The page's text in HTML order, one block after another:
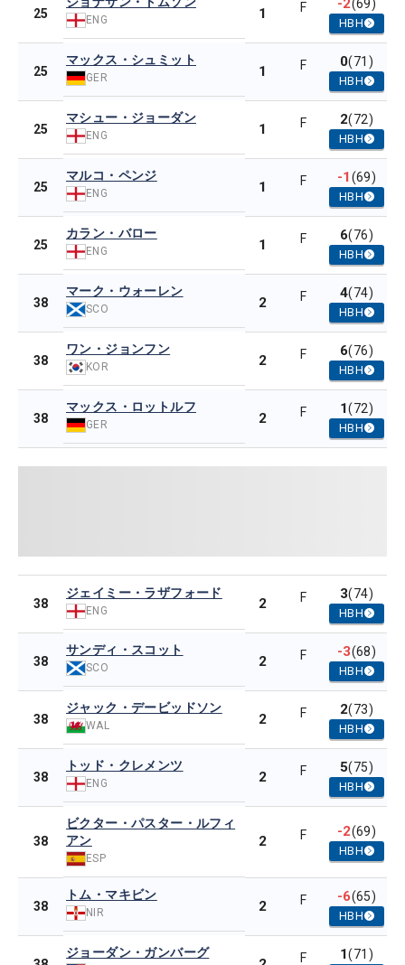
25 ENG 1 F -2(69)
HBH
25
マックス・シュミット
GER 1 F 0(71)
HBH
25
マシュー・ジョーダン
ENG 1 F 2(72)
HBH
25
マルコ・ペンジ
ENG 1 F -1(69)
HBH
25
カラン・バロー
ENG 1 F 6(76)
HBH
38
マーク・ウォーレン
SCO 2 F 4(74)
HBH
38
ワン・ジョンフン
KOR 2 F 6(76)
HBH
38
マックス・ロットルフ
GER 2 F 1(72)
HBH
38
ジェイミー・ラザフォード
ENG 2 F 3(74)
HBH
38
サンディ・スコット
SCO 2 F -3(68)
HBH
38
ジャック・デービッドソン
WAL 2 F 2(73)
HBH
38
トッド・クレメンツ
ENG 2 F 5(75)
HBH
38
ビクター・パスター・ルフィ
アン
ESP
2 F -2(69)
HBH
38
トム・マキビン
NIR 2 F -6(65)
HBH
ジョーダン・ガンバーグ F 1(71)